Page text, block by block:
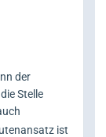
der
Stelle
ist